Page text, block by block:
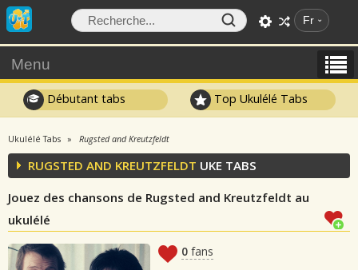
Fr
Menu
Débutant tabs Top Ukulélé Tabs
Ukulélé Tabs Rugsted and Kreutzfeldt
RUGSTED AND KREUTZFELDT UKE TABS
Jouez des chansons de Rugsted and Kreutzfeldt au
ukulélé
0 fans